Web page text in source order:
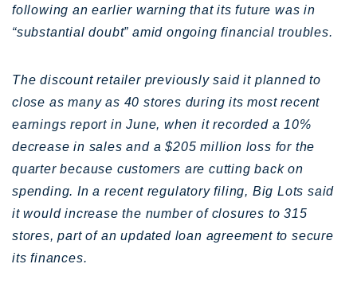
following an earlier warning that its future was in
“substantial doubt” amid ongoing financial troubles.
The discount retailer previously said it planned to
close as many as 40 stores during its most recent
earnings report in June, when it recorded a 10%
decrease in sales and a $205 million loss for the
quarter because customers are cutting back on
spending. In a recent regulatory filing, Big Lots said
it would increase the number of closures to 315
stores, part of an updated loan agreement to secure
its finances.